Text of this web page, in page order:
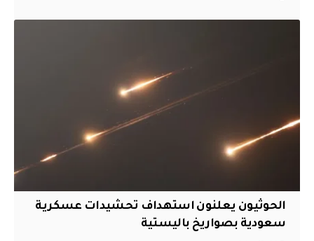
الحوثيون يعلنون استهداف تحشيدات عسكرية
سعودية بصواريخ باليستية